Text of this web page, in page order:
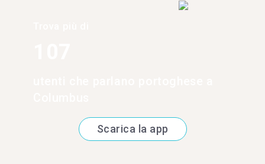
Scarica la app